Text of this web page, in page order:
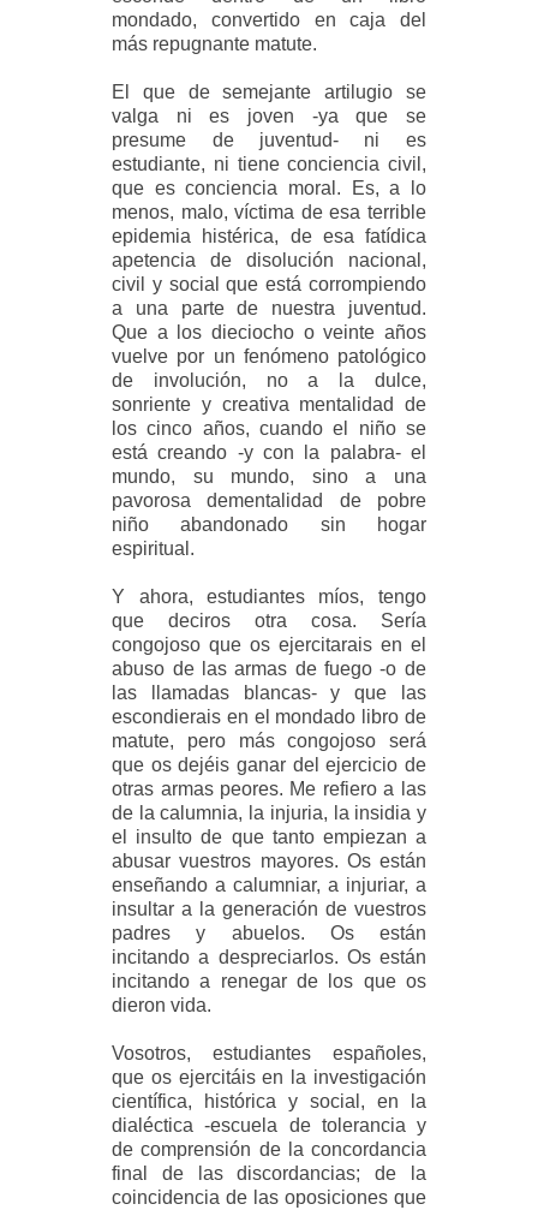
mondado, convertido en caja del
más repugnante matute.
El que de semejante artilugio se
valga ni es joven -ya que se
presume de juventud- ni es
estudiante, ni tiene conciencia civil,
que es conciencia moral. Es, a lo
menos, malo, víctima de esa terrible
epidemia histérica, de esa fatídica
apetencia de disolución nacional,
civil y social que está corrompiendo
a una parte de nuestra juventud.
Que a los dieciocho o veinte años
vuelve por un fenómeno patológico
de involución, no a la dulce,
sonriente y creativa mentalidad de
los cinco años, cuando el niño se
está creando -y con la palabra- el
mundo, su mundo, sino a una
pavorosa dementalidad de pobre
niño abandonado sin hogar
espiritual.
Y ahora, estudiantes míos, tengo
que deciros otra cosa. Sería
congojoso que os ejercitarais en el
abuso de las armas de fuego -o de
las llamadas blancas- y que las
escondierais en el mondado libro de
matute, pero más congojoso será
que os dejéis ganar del ejercicio de
otras armas peores. Me refiero a las
de la calumnia, la injuria, la insidia y
el insulto de que tanto empiezan a
abusar vuestros mayores. Os están
enseñando a calumniar, a injuriar, a
insultar a la generación de vuestros
padres y abuelos. Os están
incitando a despreciarlos. Os están
incitando a renegar de los que os
dieron vida.
Vosotros, estudiantes españoles,
que os ejercitáis en la investigación
científica, histórica y social, en la
dialéctica -escuela de tolerancia y
de comprensión de la concordancia
final de las discordancias; de la
coincidencia de las oposiciones que